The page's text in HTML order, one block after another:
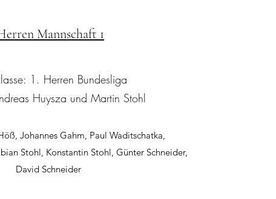
Mannschaft 1
1. Herren Bundesliga
Huysza und Martin Stohl
Johannes Gahm, Paul Waditschatka,
Stohl, Konstantin Stohl, Günter Schneider,
David Schneider